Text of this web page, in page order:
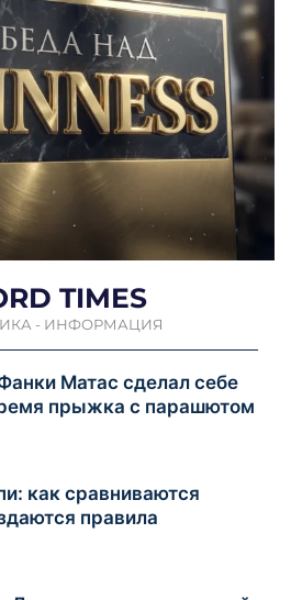
TIMES
- ИНФОРМАЦИЯ
Матас сделал себе
прыжка с парашютом
как сравниваются
правила